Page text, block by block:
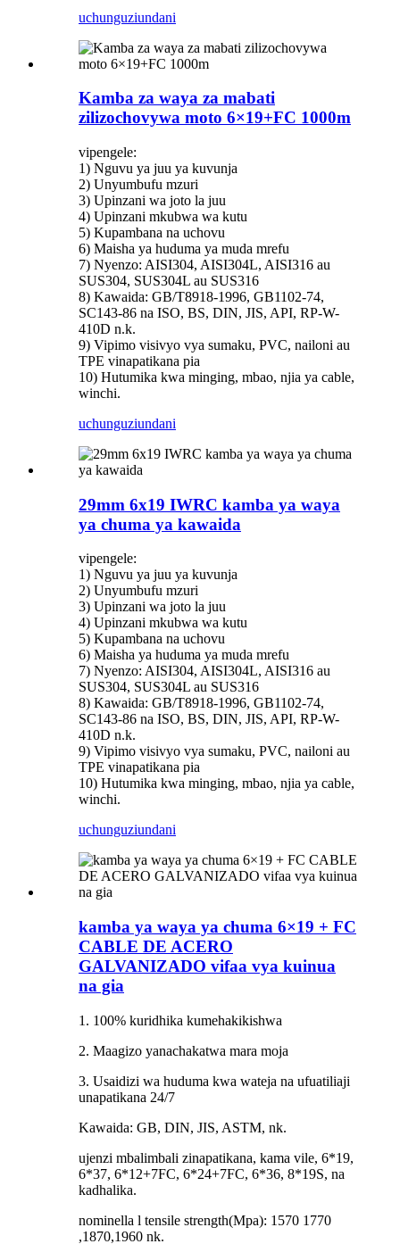
uchunguziundani
Kamba za waya za mabati
zilizochovywa moto 6×19+FC 1000m
vipengele:
1) Nguvu ya juu ya kuvunja
2) Unyumbufu mzuri
3) Upinzani wa joto la juu
4) Upinzani mkubwa wa kutu
5) Kupambana na uchovu
6) Maisha ya huduma ya muda mrefu
7) Nyenzo: AISI304, AISI304L, AISI316 au
SUS304, SUS304L au SUS316
8) Kawaida: GB/T8918-1996, GB1102-74,
SC143-86 na ISO, BS, DIN, JIS, API, RP-W-
410D n.k.
9) Vipimo visivyo vya sumaku, PVC, nailoni au
TPE vinapatikana pia
10) Hutumika kwa minging, mbao, njia ya cable,
winchi.
uchunguziundani
29mm 6x19 IWRC kamba ya waya
ya chuma ya kawaida
vipengele:
1) Nguvu ya juu ya kuvunja
2) Unyumbufu mzuri
3) Upinzani wa joto la juu
4) Upinzani mkubwa wa kutu
5) Kupambana na uchovu
6) Maisha ya huduma ya muda mrefu
7) Nyenzo: AISI304, AISI304L, AISI316 au
SUS304, SUS304L au SUS316
8) Kawaida: GB/T8918-1996, GB1102-74,
SC143-86 na ISO, BS, DIN, JIS, API, RP-W-
410D n.k.
9) Vipimo visivyo vya sumaku, PVC, nailoni au
TPE vinapatikana pia
10) Hutumika kwa minging, mbao, njia ya cable,
winchi.
uchunguziundani
kamba ya waya ya chuma 6×19 + FC
CABLE DE ACERO
GALVANIZADO vifaa vya kuinua
na gia
1. 100% kuridhika kumehakikishwa
2. Maagizo yanachakatwa mara moja
3. Usaidizi wa huduma kwa wateja na ufuatiliaji
unapatikana 24/7
Kawaida: GB, DIN, JIS, ASTM, nk.
ujenzi mbalimbali zinapatikana, kama vile, 6*19,
6*37, 6*12+7FC, 6*24+7FC, 6*36, 8*19S, na
kadhalika.
nominella l tensile strength(Mpa): 1570 1770
,1870,1960 nk.